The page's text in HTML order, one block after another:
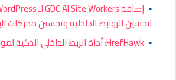
▪
لتحسين الروابط الداخلية وتحسين محركات
▪ HrefHawk: أداة الربط الداخلي الذكية لمواقع ووردبريس